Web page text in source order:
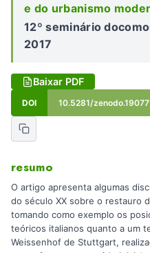
e do urbanismo
12º seminário
2017
Baixar PDF
DOI 10.5281/
resumo
O artigo apresenta algumas
do século XX sobre o restauro
tomando como exemplo os
teóricos italianos quanto a um
Weissenhof de Stuttgart,